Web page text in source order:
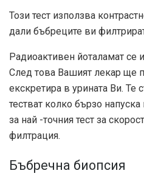
Този тест използва
дали бъбреците ви
Радиоактивен йоталамат се
След това Вашият лекар ще
екскретира в урината Ви. Те
тестват колко бързо
за най -точния тест за
филтрация.
Бъбречна биопсия